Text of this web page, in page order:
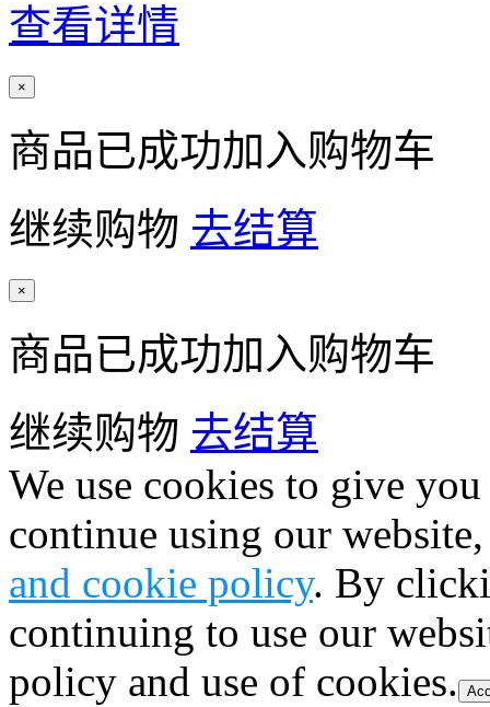
查看详情
×
商品已成功加入购物车
继续购物 去结算
×
商品已成功加入购物车
继续购物 去结算
We use cookies to give
continue using our
and cookie policy. By
continuing to use our
policy and use of cookies.